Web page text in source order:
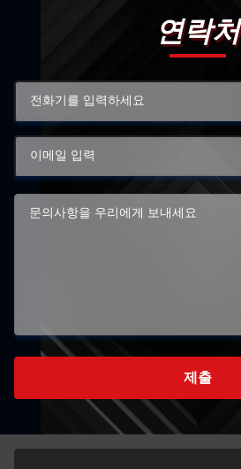
연락처
제출